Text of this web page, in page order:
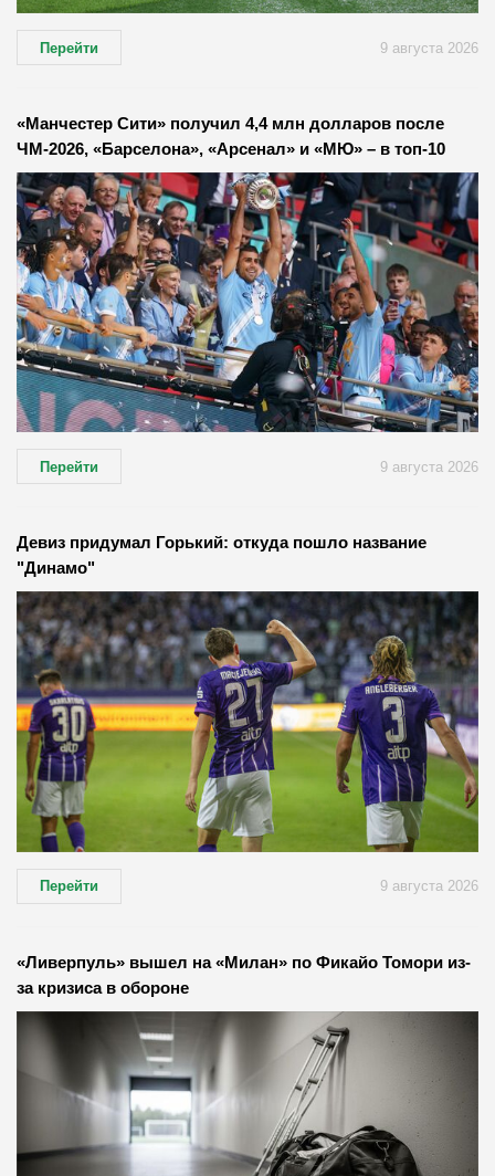
Перейти 9 августа 2026
«Манчестер Сити» получил 4,4 млн долларов после
ЧМ-2026, «Барселона», «Арсенал» и «МЮ» – в топ-10
Перейти 9 августа 2026
Девиз придумал Горький: откуда пошло название
"Динамо"
Перейти 9 августа 2026
«Ливерпуль» вышел на «Милан» по Фикайо Томори из-
за кризиса в обороне